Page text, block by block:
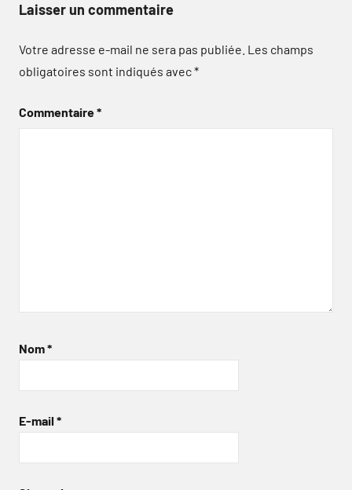
Laisser un commentaire
Votre adresse e-mail ne sera pas publiée. Les champs
obligatoires sont indiqués avec*
Commentaire*
Nom*
E-mail *